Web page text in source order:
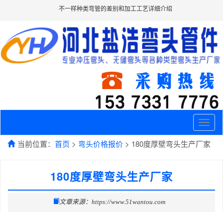
不一样种类弯管的差别和加工工艺详细介绍
Toggle
当前位置： 首页 > 弯头价格报价 > 180度厚壁弯头生产厂家
180度厚壁弯头生产厂家
文章来源：https://www.51wantou.com